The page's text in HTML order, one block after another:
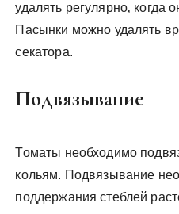
удалять регулярно‚ когда
Пасынки можно удалять
секатора.
Подвязывание
Томаты необходимо
кольям. Подвязывание
поддержания стеблей